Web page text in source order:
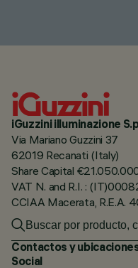
iGuzzini illuminazione
Via Mariano Guzzini 37
62019 Recanati (Italy)
Share Capital
VAT N. and R.I. :
CCIAA Macerata, R.E.A.
Contactos y
Social